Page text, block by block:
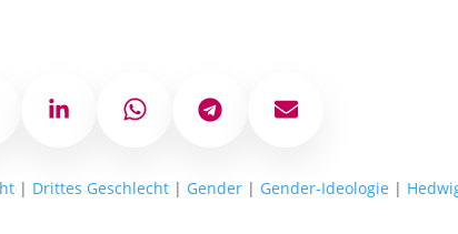
LinkedIn WhatsAppTelegram E-Mail
| Drittes Geschlecht | Gender | Gender-Ideologie |